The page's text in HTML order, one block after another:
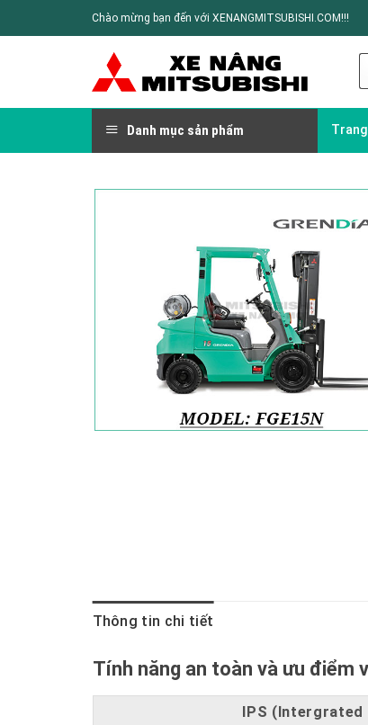
Chào mừng bạn đến với XENANGMITSUBISHI.COM!!!
Danh mục sản phẩm
Thông tin chi tiết
Tính năng an toàn và ưu điểm
IPS (Intergrated